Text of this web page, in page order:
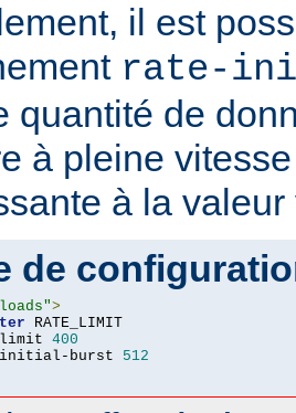
il est
rate-
quantité de
à pleine
à la
de
>
RATE_LIMIT
400
burst 512